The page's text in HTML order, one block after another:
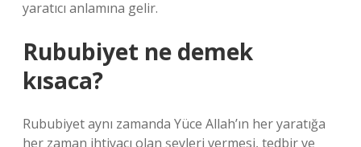
yaratıcı anlamına gelir.
Rububiyet ne demek
kısaca?
Rububiyet aynı zamanda Yüce Allah’ın her yaratığa
her zaman ihtiyacı olan şeyleri vermesi, tedbir ve